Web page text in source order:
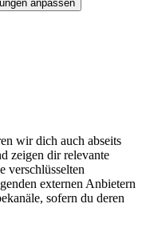
anpassen
wir dich auch abseits
zeigen dir relevante
verschlüsselten
externen Anbietern
sofern du deren